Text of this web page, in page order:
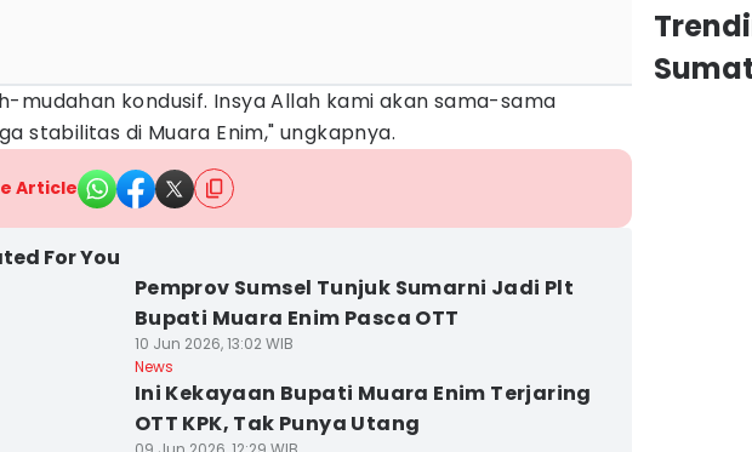
mudahan kondusif. Insya Allah kami akan sama-sama
stabilitas di Muara Enim," ungkapnya.
Article
For You
Pemprov Sumsel Tunjuk Sumarni Jadi Plt
Bupati Muara Enim Pasca OTT
10 Jun 2026, 13:02 WIB
News
Ini Kekayaan Bupati Muara Enim Terjaring
OTT KPK, Tak Punya Utang